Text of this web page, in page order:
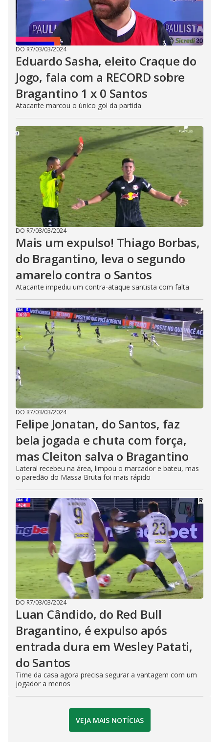
DO R7/03/03/2024
Eduardo Sasha, eleito Craque do
Jogo, fala com a RECORD sobre
Bragantino 1 x 0 Santos
Atacante marcou o único gol da partida
DO R7/03/03/2024
Mais um expulso! Thiago Borbas,
do Bragantino, leva o segundo
amarelo contra o Santos
Atacante impediu um contra-ataque santista com falta
DO R7/03/03/2024
Felipe Jonatan, do Santos, faz
bela jogada e chuta com força,
mas Cleiton salva o Bragantino
Lateral recebeu na área, limpou o marcador e bateu, mas
o paredão do Massa Bruta foi mais rápido
DO R7/03/03/2024
Luan Cândido, do Red Bull
Bragantino, é expulso após
entrada dura em Wesley Patati,
do Santos
Time da casa agora precisa segurar a vantagem com um
jogador a menos
VEJA MAIS NOTÍCIAS